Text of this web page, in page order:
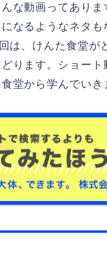
な動画ってあり
なるようなネタ
は、けんた食堂
ります。ショー
堂から学んでいき